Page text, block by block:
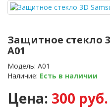
Защитное стекло
A01
Модель: A01
Наличие: Есть в наличии
Цена: 300 руб.